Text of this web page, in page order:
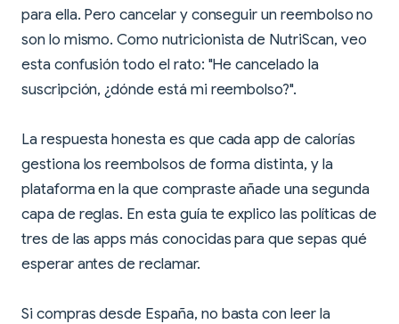
para ella. Pero cancelar y conseguir un reembolso no
son lo mismo. Como nutricionista de NutriScan, veo
esta confusión todo el rato: "He cancelado la
suscripción, ¿dónde está mi reembolso?".
La respuesta honesta es que cada app de calorías
gestiona los reembolsos de forma distinta, y la
plataforma en la que compraste añade una segunda
capa de reglas. En esta guía te explico las políticas de
tres de las apps más conocidas para que sepas qué
esperar antes de reclamar.
Si compras desde España, no basta con leer la